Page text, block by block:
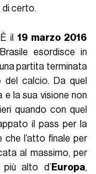
di certo.
È il19 marzo 2016
esordisce in
partita terminata
del calcio. Da quel
la sua visione non
quando con quel
il pass per la
che l’atto finale per
al massimo, per
alto d’ Europa,